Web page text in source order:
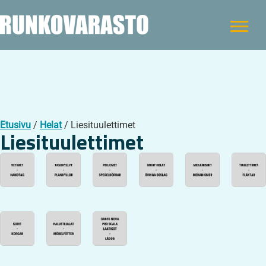
Etusivu / Helat/ Liesituulettimet
Liesituulettimet